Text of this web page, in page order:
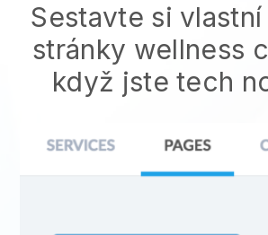
Sestavte si
stránky wellness
když jste tech